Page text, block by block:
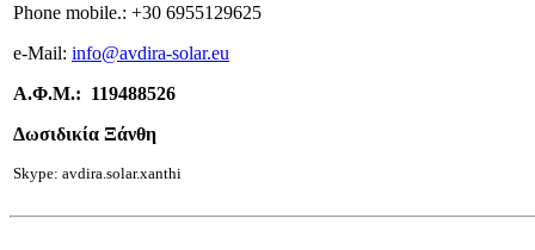
Phone mobile.: +30 6955129625
e-Mail: info@avdira-solar.eu
Α.Φ.Μ.: 119488526
Δωσιδικία Ξάνθη
Skype: avdira.solar.xanthi